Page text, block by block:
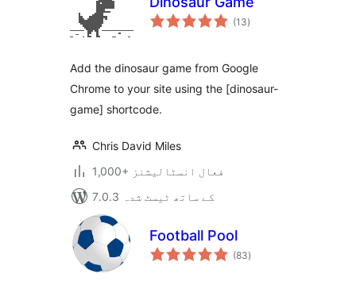
(13مجموعی
درجہ
)
Add the dinosaur game from Google
Chrome to your site using the [dinosaur-
game] shortcode.
Chris David Miles
1,000+ فعال انسٹالیشنز
7.0.3 کے ساتھ ٹیسٹ شدہ
Football Pool
(83مجموعی
درجہ
)